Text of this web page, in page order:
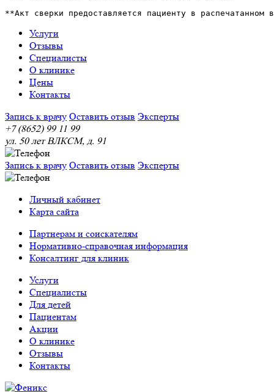
**Акт сверки предоставляется пациенту в
Услуги
Отзывы
Специалисты
О клинике
Цены
Контакты
Запись к врачу Оставить отзыв Эксперты
+7 (8652) 99 11 99
ул. 50 лет ВЛКСМ, д. 91
Запись к врачу Оставить отзыв Эксперты
Личный кабинет
Карта сайта
Партнерам и соискателям
Нормативно-справочная информация
Консалтинг для клиник
Услуги
Специалисты
Для детей
Пациентам
Акции
О клинике
Отзывы
Контакты